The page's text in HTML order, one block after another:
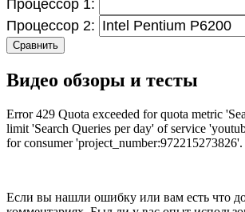
Процессор 1:
Процессор 2:
Сравнить
Видео обзоры и тесты
Error 429 Quota exceeded for quota metric
limit 'Search Queries per day' of service
for consumer
Если вы нашли ошибку или вам есть что